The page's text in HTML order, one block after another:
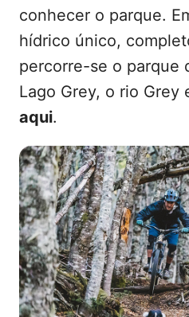
conhecer o parque.
hídrico único,
percorre-se o parque
Lago Grey, o rio Grey
aqui.